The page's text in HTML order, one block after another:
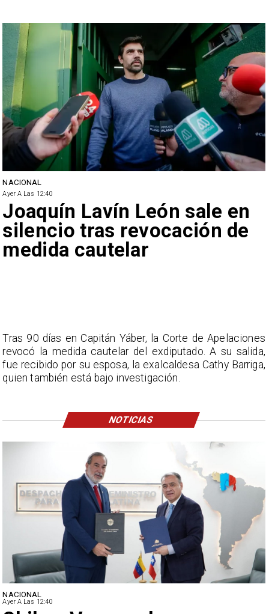
NACIONAL
Ayer A Las 12:40
NACIONAL
Ayer A Las 12:40
Joaquín Lavín León sale en
silencio tras revocación de
medida cautelar
Tras 90 días en Capitán Yáber, la Corte de Apelaciones
revocó la medida cautelar del exdiputado. A su salida,
fue recibido por su esposa, la exalcaldesa Cathy Barriga,
quien también está bajo investigación.
NOTICIAS